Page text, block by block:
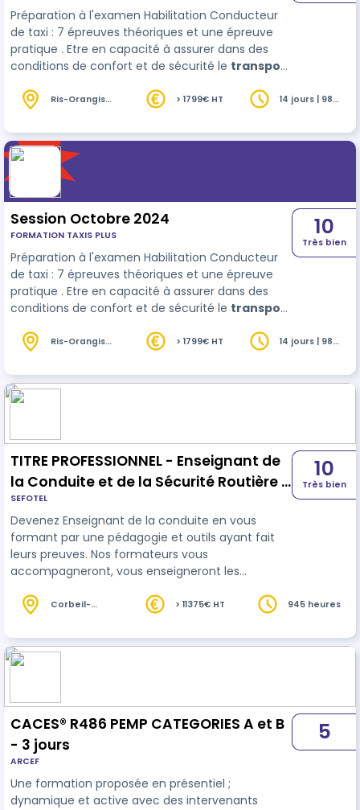
Préparation à l'examen Habilitation Conducteur
de taxi : 7 épreuves théoriques et une épreuve
pratique . Etre en capacité à assurer dans des
conditions de confort et de sécurité le transport
la facturation.
Ris-Orangis
> 1799€ HT
14 jours | 98
Session Octobre 2024
FORMATION TAXIS PLUS
Préparation à l'examen Habilitation Conducteur
de taxi : 7 épreuves théoriques et une épreuve
pratique . Etre en capacité à assurer dans des
conditions de confort et de sécurité le transport
la facturation.
10
Très bien
Ris-Orangis
> 1799€ HT
14 jours | 98
TITRE PROFESSIONNEL - Enseignant de
la Conduite et de la Sécurité Routière -
ECSR - CCP1 et CCP2
SEFOTEL
Devenez Enseignant de la conduite en vous
formant par une pédagogie et outils ayant fait
leurs preuves. Nos formateurs vous
accompagneront, vous enseigneront les
l'enseignement de la conduite et de la sécurité
10
Très bien
Corbeil-
> 11375€ HT 945 heures
CACES® R486 PEMP CATEGORIES A et B
- 3 jours
ARCEF
Une formation proposée en présentiel ;
dynamique et active avec des intervenants
5